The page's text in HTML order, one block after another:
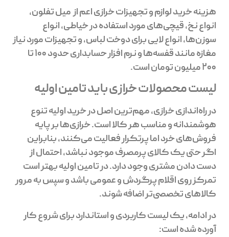
هزینه خرید لوازم و تجهیزات خرازی اعم از میل تفلون،
انواع نخ، قیچی‌های مورد استفاده در خیاطی، انواع
سوزن‌ها، انواع لایی برای دوخت لباس، و تجهیزات مورد نیاز
مغازه مانند قفسه‌ها و نرم افزار حسابداری حدود ۱۰۰ تا
۲۰۰ میلیون تومان است.
لیست محصولات خرازی باید تامین اولیه
در راه‌اندازی خرازی، مهم‌ترین اصل در خرید اولیه تنوع
هوشمندانه و مناسب هر کالا است. خرازی‌ها بر پایه
فروش‌های خرد اما پرتکرار فعالیت می‌کنند، بنابراین
اگر حتی یک کالای پرمصرف موجود نباشد، احتمال از
دست دادن مشتری وجود دارد. در تامین اولیه بهتر است
تمرکز روی اقلام پرگردش و عمومی باشد و سپس به مرور
کالاهای تخصصی‌تر اضافه شوند.
در ادامه، یک لیست کاربردی و استاندارد برای شروع کار
آورده شده است: